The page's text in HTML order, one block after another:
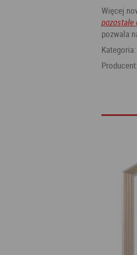
Więcej
pozwala
Kategoria:
Producent: